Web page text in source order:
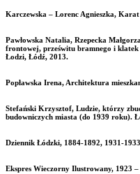
Karczewska – Lorenc Agnieszka,
Pawłowska Natalia, Rzepecka
frontowej, prześwitu bramnego i
Łodzi, Łódź, 2013.
Popławska Irena, Architektura
Stefański Krzysztof, Ludzie, którzy
budowniczych miasta (do 1939 roku).
Dziennik Łódzki, 1884-1892, 1931-
Ekspres Wieczorny Ilustrowany, 1923 –